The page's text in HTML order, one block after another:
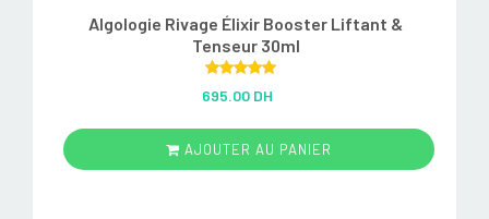
Algologie Rivage Élixir Booster Liftant &
Tenseur 30ml
out of 5
695.00 DH
AJOUTER AU PANIER